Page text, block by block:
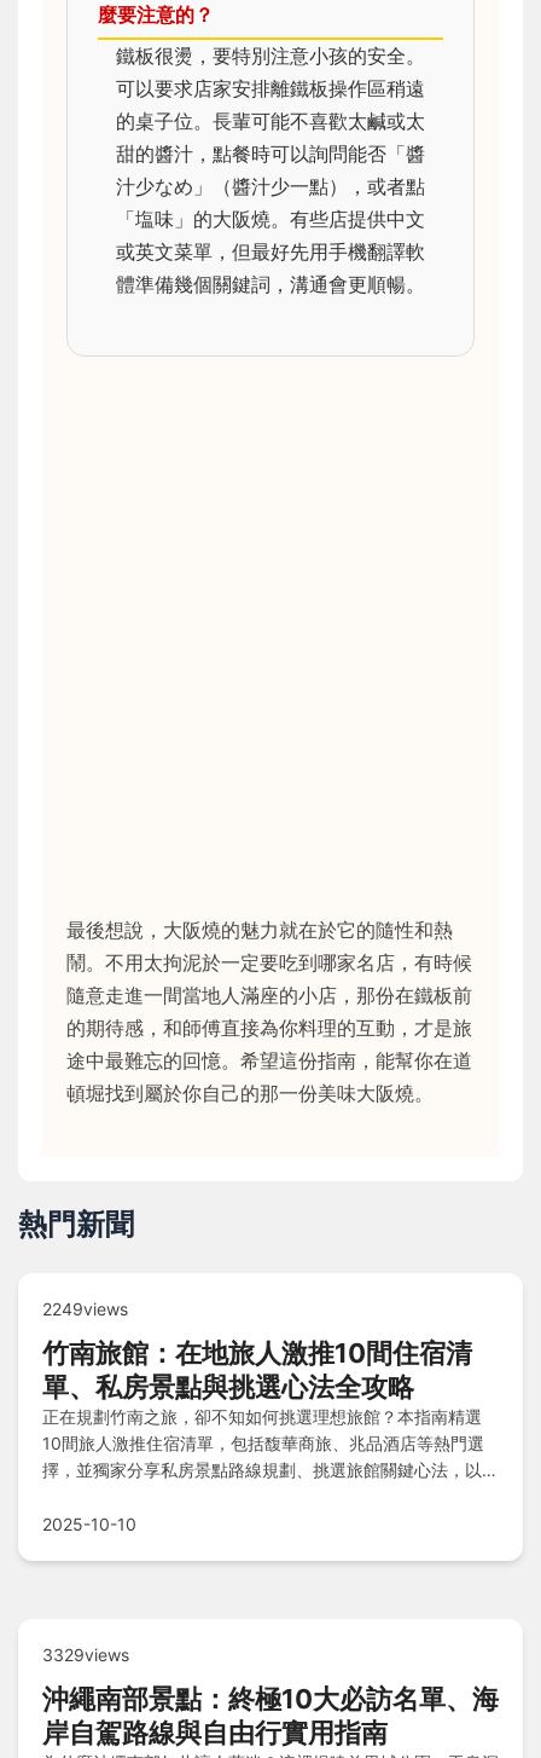
麼要注意的？
鐵板很燙，要特別注意小孩的安全。
可以要求店家安排離鐵板操作區稍遠
的桌子位。長輩可能不喜歡太鹹或太
甜的醬汁，點餐時可以詢問能否「醬
汁少なめ」（醬汁少一點），或者點
「塩味」的大阪燒。有些店提供中文
或英文菜單，但最好先用手機翻譯軟
體準備幾個關鍵詞，溝通會更順暢。
最後想說，大阪燒的魅力就在於它的隨性和熱
鬧。不用太拘泥於一定要吃到哪家名店，有時候
隨意走進一間當地人滿座的小店，那份在鐵板前
的期待感，和師傅直接為你料理的互動，才是旅
途中最難忘的回憶。希望這份指南，能幫你在道
頓堀找到屬於你自己的那一份美味大阪燒。
熱門新聞
2249views
竹南旅館：在地旅人激推10間住宿清
單、私房景點與挑選心法全攻略
正在規劃竹南之旅，卻不知如何挑選理想旅館？本指南精選
10間旅人激推住宿清單，包括馥華商旅、兆品酒店等熱門選
擇，並獨家分享私房景點路線規劃、挑選旅館關鍵心法，以及
驗！
2025-10-10
3329views
沖繩南部景點：終極10大必訪名單、海
岸自駕路線與自由行實用指南